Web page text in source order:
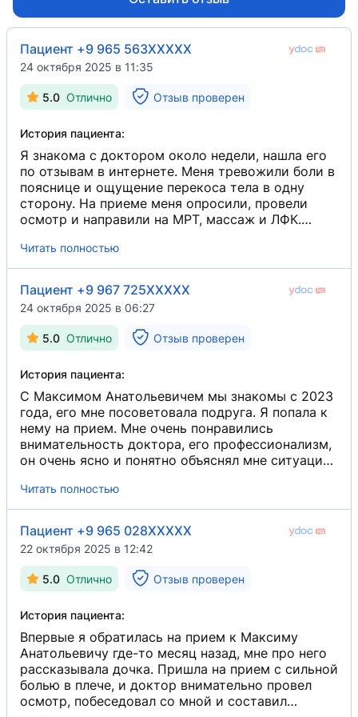
Экстренная помощь
Киргизская государственная академия
2017
Лечебная физкультура и спортивная медицина
Циклы переподготовки
АНО ДПО «ГК Профи»
2023
Травматология и ортопедия
Повышение квалификации
Пациент +9 965 563XXXXX
24 октября 2025 в 11:35
5.0 Отлично Отзыв проверен
История пациента:
Я знакома с доктором около недели, нашла его
по отзывам в интернете. Меня тревожили боли в
пояснице и ощущение перекоса тела в одну
сторону. На приеме меня опросили, провели
осмотр и направили на МРТ, массаж и ЛФК.
все четко и по делу. Через три месяца
собираюсь посетить повторный прием у данного
врача.
Читать полностью
Пациент +9 967 725XXXXX
24 октября 2025 в 06:27
5.0 Отлично Отзыв проверен
История пациента:
С Максимом Анатольевичем мы знакомы с 2023
года, его мне посоветовала подруга. Я попала к
нему на прием. Мне очень понравились
внимательность доктора, его профессионализм,
он очень ясно и понятно объяснял мне ситуацию
травмы правого надколенника. Я прошла уже
два курса, и есть заметные улучшения в
состоянии. Хорошо, что у Максима
Анатольевича есть компетенции в области
хирургии. Рекомендую!
Читать полностью
Пациент +9 965 028XXXXX
22 октября 2025 в 12:42
5.0 Отлично Отзыв проверен
История пациента:
Впервые я обратилась на прием к Максиму
Анатольевичу где-то месяц назад, мне про него
рассказывала дочка. Пришла на прием с сильной
болью в плече, и доктор внимательно провел
осмотр, побеседовал со мной и составил